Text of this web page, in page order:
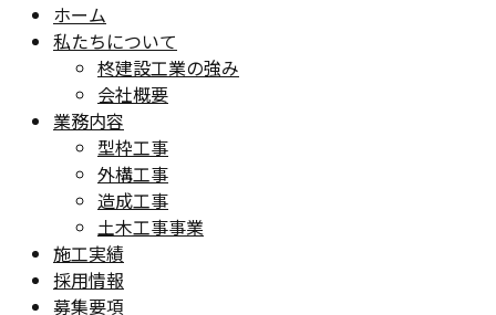
ホーム
私たちについて
柊建設工業の強み
会社概要
業務内容
型枠工事
外構工事
造成工事
土木工事事業
施工実績
採用情報
募集要項